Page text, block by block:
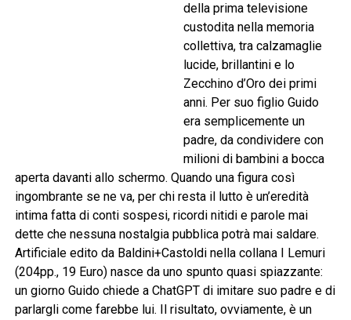
della prima televisione
custodita nella memoria
collettiva, tra calzamaglie
lucide, brillantini e lo
Zecchino d’Oro dei primi
anni. Per suo figlio Guido
era semplicemente un
padre, da condividere con
milioni di bambini a bocca
aperta davanti allo schermo. Quando una figura così
ingombrante se ne va, per chi resta il lutto è un’eredità
intima fatta di conti sospesi, ricordi nitidi e parole mai
dette che nessuna nostalgia pubblica potrà mai saldare.
Artificiale edito da Baldini+Castoldi nella collana I Lemuri
(204pp., 19 Euro) nasce da uno spunto quasi spiazzante:
un giorno Guido chiede a ChatGPT di imitare suo padre e di
parlargli come farebbe lui. Il risultato, ovviamente, è un